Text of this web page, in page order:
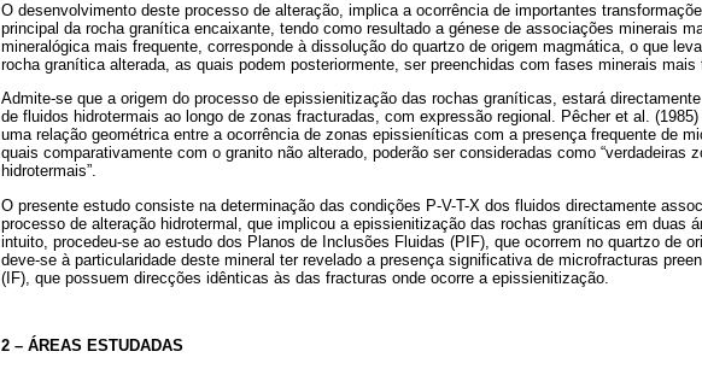
O desenvolvimento deste processo de alteração, implica a ocorrência de importantes
principal da rocha granítica encaixante, tendo como resultado a génese de associações minerais
mineralógica mais frequente, corresponde à dissolução do quartzo de origem magmática, o que
rocha granítica alterada, as quais podem posteriormente, ser preenchidas com fases minerais mais
Admite-se que a origem do processo de epissienitização das rochas graníticas, estará
de fluidos hidrotermais ao longo de zonas fracturadas, com expressão regional. Pêcher et al.
uma relação geométrica entre a ocorrência de zonas epissieníticas com a presença frequente de
quais comparativamente com o granito não alterado, poderão ser consideradas como “verdadeiras
hidrotermais”.
O presente estudo consiste na determinação das condições P-V-T-X dos fluidos directamente
processo de alteração hidrotermal, que implicou a epissienitização das rochas graníticas em duas
intuito, procedeu-se ao estudo dos Planos de Inclusões Fluidas (PIF), que ocorrem no quartzo de
deve-se à particularidade deste mineral ter revelado a presença significativa de microfracturas
(IF), que possuem direcções idênticas às das fracturas onde ocorre a epissienitização.
2 – ÁREAS ESTUDADAS